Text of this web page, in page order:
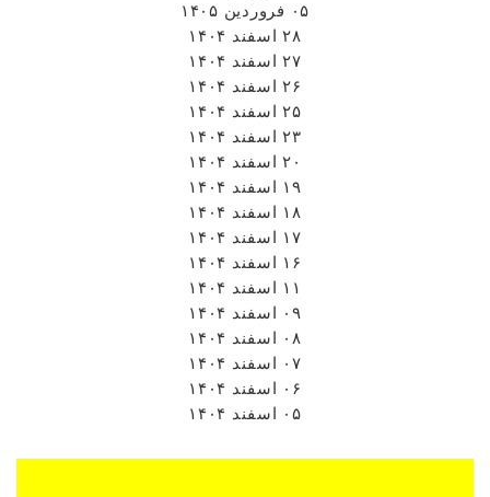
۰۵ فروردین ۱۴۰۵
۲۸ اسفند ۱۴۰۴
۲۷ اسفند ۱۴۰۴
۲۶ اسفند ۱۴۰۴
۲۵ اسفند ۱۴۰۴
۲۳ اسفند ۱۴۰۴
۲۰ اسفند ۱۴۰۴
۱۹ اسفند ۱۴۰۴
۱۸ اسفند ۱۴۰۴
۱۷ اسفند ۱۴۰۴
۱۶ اسفند ۱۴۰۴
۱۱ اسفند ۱۴۰۴
۰۹ اسفند ۱۴۰۴
۰۸ اسفند ۱۴۰۴
۰۷ اسفند ۱۴۰۴
۰۶ اسفند ۱۴۰۴
۰۵ اسفند ۱۴۰۴